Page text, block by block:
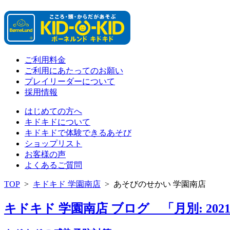
ご利用料金
ご利用にあたってのお願い
プレイリーダーについて
採用情報
はじめての方へ
キドキドについて
キドキドで体験できるあそび
ショップリスト
お客様の声
よくあるご質問
TOP > キドキド 学園南店 > あそびのせかい 学園南店
キドキド 学園南店 ブログ 「月別: 2021